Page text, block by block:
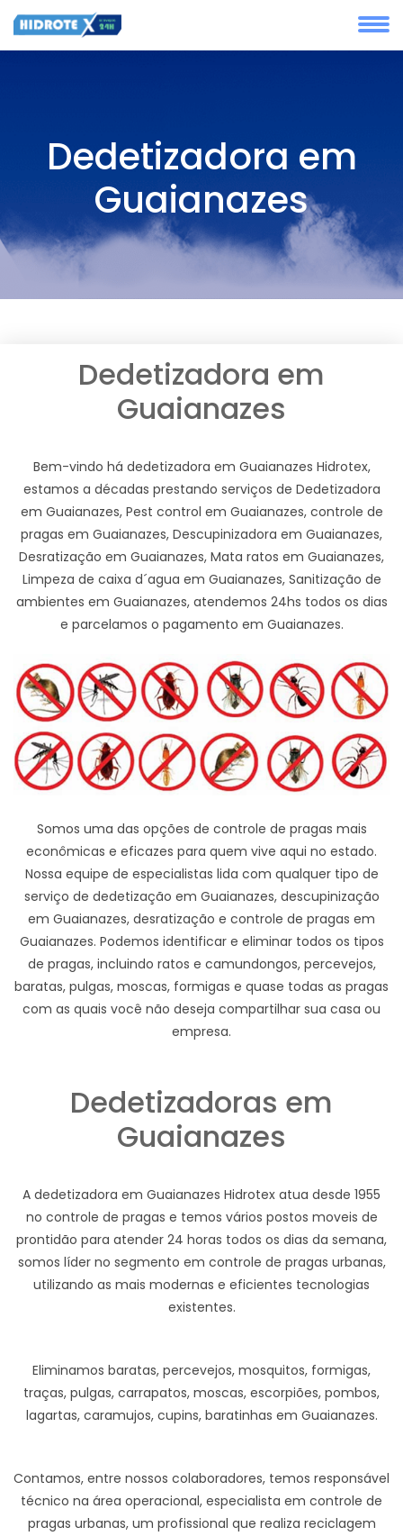
Dedetizadora em
Guaianazes
Dedetizadora em
Guaianazes
Bem-vindo há dedetizadora em Guaianazes Hidrotex,
estamos a décadas prestando serviços de Dedetizadora
em Guaianazes, Pest control em Guaianazes, controle de
pragas em Guaianazes, Descupinizadora em Guaianazes,
Desratização em Guaianazes, Mata ratos em Guaianazes,
Limpeza de caixa d´agua em Guaianazes, Sanitização de
ambientes em Guaianazes, atendemos 24hs todos os dias
e parcelamos o pagamento em Guaianazes.
Somos uma das opções de controle de pragas mais
econômicas e eficazes para quem vive aqui no estado.
Nossa equipe de especialistas lida com qualquer tipo de
serviço de dedetização em Guaianazes, descupinização
em Guaianazes, desratização e controle de pragas em
Guaianazes. Podemos identificar e eliminar todos os tipos
de pragas, incluindo ratos e camundongos, percevejos,
baratas, pulgas, moscas, formigas e quase todas as pragas
com as quais você não deseja compartilhar sua casa ou
empresa.
Dedetizadoras em
Guaianazes
A dedetizadora em Guaianazes Hidrotex atua desde 1955
no controle de pragas e temos vários postos moveis de
prontidão para atender 24 horas todos os dias da semana,
somos líder no segmento em controle de pragas urbanas,
utilizando as mais modernas e eficientes tecnologias
existentes.
Eliminamos baratas, percevejos, mosquitos, formigas,
traças, pulgas, carrapatos, moscas, escorpiões, pombos,
lagartas, caramujos, cupins, baratinhas em Guaianazes.
Contamos, entre nossos colaboradores, temos responsável
técnico na área operacional, especialista em controle de
pragas urbanas, um profissional que realiza reciclagem